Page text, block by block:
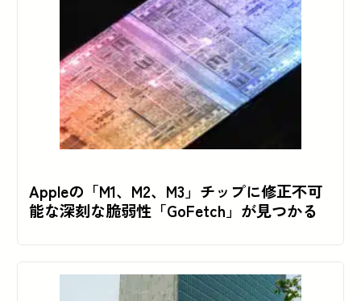
Appleの「M1、M2、M3」チップに修正不可
能な深刻な脆弱性「GoFetch」が見つかる